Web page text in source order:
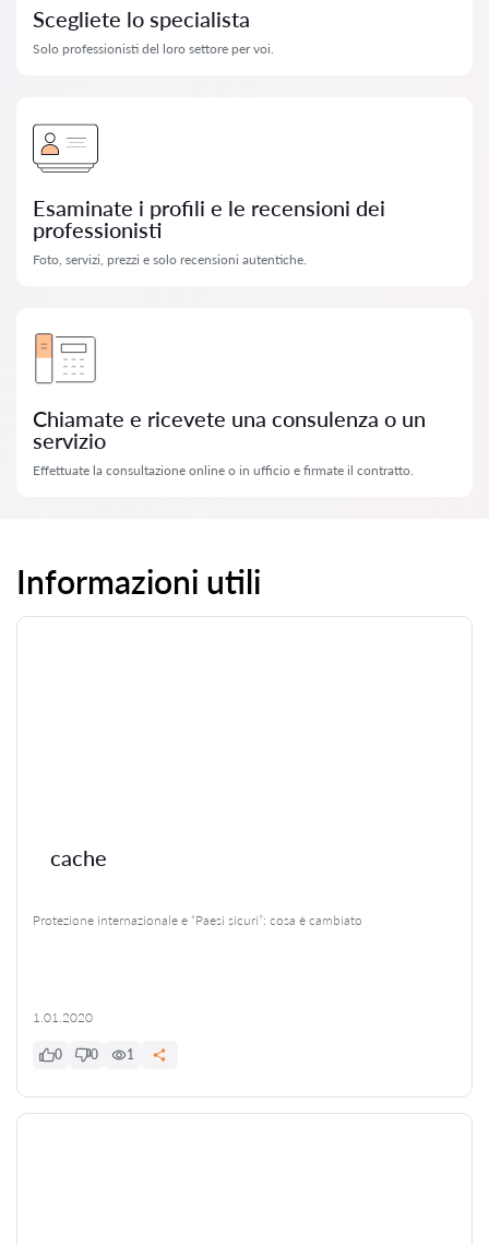
Scegliete lo specialista
Solo professionisti del loro settore per voi.
Esaminate i profili e le recensioni dei
professionisti
Foto, servizi, prezzi e solo recensioni autentiche.
Chiamate e ricevete una consulenza o un
servizio
Effettuate la consultazione online o in ufficio e firmate il contratto.
Informazioni utili
cache
Protezione internazionale e “Paesi sicuri”: cosa è cambiato
1.01.2020
0 0 1